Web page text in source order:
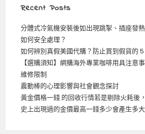
Recent Posts
分體式冷氣機安裝後如出現跳掣、插座發
如何安全處理？
如何辨別真假美國代購？防止買到假貨的
【選購須知】網購海外專業咖啡用具注意
維修限制
震動棒的心理影響與社會觀念探討
黃金價格一錢 的回收行情若是剔除火耗後
史上出現過的金價最高一錢多少會產生多